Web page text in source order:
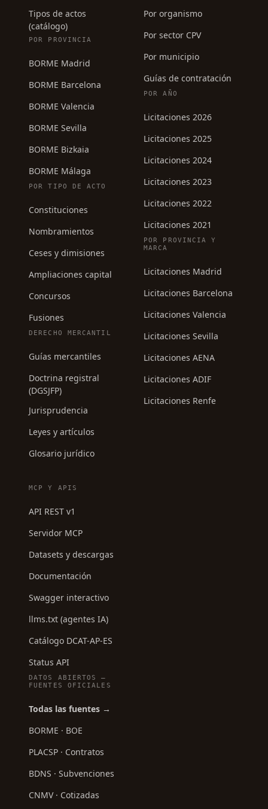
Tipos de actos
(catálogo)
POR PROVINCIA
BORME Madrid
BORME Barcelona
BORME Valencia
BORME Sevilla
BORME Bizkaia
BORME Málaga
POR TIPO DE ACTO
Constituciones
Nombramientos
Ceses y dimisiones
Ampliaciones capital
Concursos
Fusiones
DERECHO MERCANTIL
Guías mercantiles
Doctrina registral
(DGSJFP)
Jurisprudencia
Leyes y artículos
Glosario jurídico
Por organismo
Por sector CPV
Por municipio
Guías de contratación
POR AÑO
Licitaciones 2026
Licitaciones 2025
Licitaciones 2024
Licitaciones 2023
Licitaciones 2022
Licitaciones 2021
POR PROVINCIA Y
MARCA
Licitaciones Madrid
Licitaciones Barcelona
Licitaciones Valencia
Licitaciones Sevilla
Licitaciones AENA
Licitaciones ADIF
Licitaciones Renfe
MCP Y APIS
API REST v1
Servidor MCP
Datasets y descargas
Documentación
Swagger interactivo
llms.txt (agentes IA)
Catálogo DCAT-AP-ES
Status API
DATOS ABIERTOS —
FUENTES OFICIALES
Todas las fuentes →
BORME · BOE
PLACSP · Contratos
BDNS · Subvenciones
CNMV · Cotizadas